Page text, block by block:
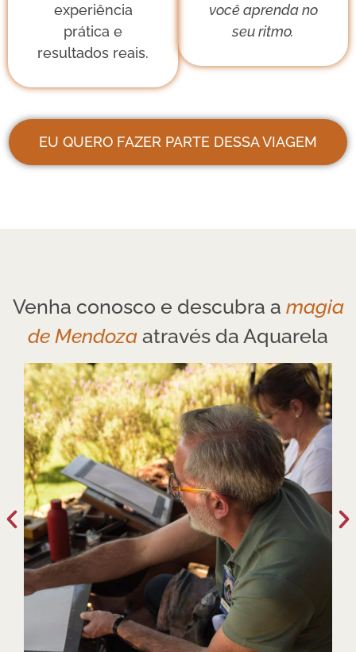
experiência
prática e
resultados reais.
você aprenda no
seu ritmo.
EU QUERO FAZER PARTE DESSA VIAGEM
Venha conosco e descubra a magia
de Mendoza através da Aquarela